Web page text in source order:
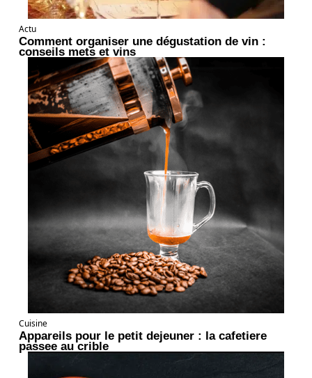
Actu
Comment organiser une dégustation de vin :
conseils mets et vins
Cuisine
Appareils pour le petit dejeuner : la cafetiere
passee au crible